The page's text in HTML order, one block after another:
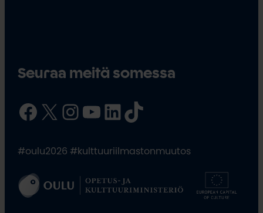
Seuraa meitä somessa
Facebook X InstagramYouTube LinkedIn TikTok
#oulu2026 #kulttuuriilmastonmuutos